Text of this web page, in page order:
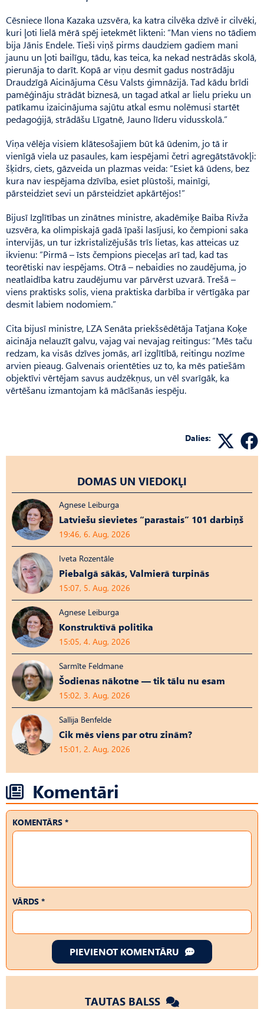
Cēsniece Ilona Kazaka uzsvēra, ka katra cilvēka dzīvē ir cilvēki,
kuri ļoti lielā mērā spēj ietekmēt likteni: “Man viens no tādiem
bija Jānis Endele. Tieši viņš pirms daudziem gadiem mani
jaunu un ļoti bailīgu, tādu, kas teica, ka nekad nestrādās skolā,
pierunāja to darīt. Kopā ar viņu desmit gadus nostrādāju
Draudzīgā Aicinājuma Cēsu Valsts ģimnāzijā. Tad kādu brīdi
pamēģināju strādāt biznesā, un tagad atkal ar lielu prieku un
patīkamu izaicinājuma sajūtu atkal esmu nolēmusi startēt
pedagoģijā, strādāšu Līgatnē, Jauno līderu vidusskolā.”
Viņa vēlēja visiem klātesošajiem būt kā ūdenim, jo tā ir
vienīgā viela uz pasaules, kam iespējami četri agregātstāvokļi:
šķidrs, ciets, gāzveida un plazmas veida: “Esiet kā ūdens, bez
kura nav iespējama dzīvība, esiet plūstoši, mainīgi,
pārsteidziet sevi un pārsteidziet apkārtējos!”
Bijusī Izglītības un zinātnes ministre, akadēmiķe Baiba Rivža
uzsvēra, ka olimpiskajā gadā īpaši lasījusi, ko čempioni saka
intervijās, un tur izkristalizējušās trīs lietas, kas atteicas uz
ikvienu: “Pirmā – īsts čempions pieceļas arī tad, kad tas
teorētiski nav iespējams. Otrā – nebaidies no zaudējuma, jo
neatlaidība katru zaudējumu var pārvērst uzvarā. Trešā –
viens praktisks solis, viena praktiska darbība ir vērtīgāka par
desmit labiem nodomiem.”
Cita bijusī ministre, LZA Senāta priekšsēdētāja Tatjana Koķe
aicināja nelauzīt galvu, vajag vai nevajag reitingus: “Mēs taču
redzam, ka visās dzīves jomās, arī izglītībā, reitingu nozīme
arvien pieaug. Galvenais orientēties uz to, ka mēs patiešām
objektīvi vērtējam savus audzēkņus, un vēl svarīgāk, ka
vērtēšanu izmantojam kā mācīšanās iespēju.
Dalies:
DOMAS UN VIEDOKĻI
Agnese Leiburga
Latviešu sievietes “parastais” 101 darbiņš
19:46, 6. Aug, 2026
Iveta Rozentāle
Piebalgā sākās, Valmierā turpinās
15:07, 5. Aug, 2026
Agnese Leiburga
Konstruktīvā politika
15:05, 4. Aug, 2026
Sarmīte Feldmane
Šodienas nākotne — tik tālu nu esam
15:02, 3. Aug, 2026
Sallija Benfelde
Cik mēs viens par otru zinām?
15:01, 2. Aug, 2026
Komentāri
KOMENTĀRS *
VĀRDS *
PIEVIENOT KOMENTĀRU
TAUTAS BALSS